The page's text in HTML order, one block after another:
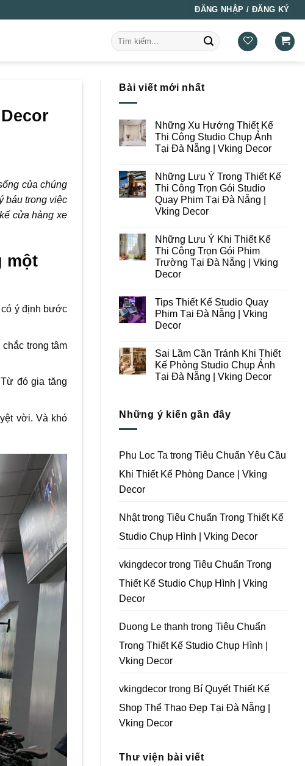
ĐĂNG NHẬP / ĐĂNG KÝ
Tìm
kiếm:
của chúng
báu trong việc
cửa hàng xe
một
có ý định bước
trong tâm
đó gia tăng
vời. Và khó
Bài viết mới nhất
Những Xu Hướng Thiết Kế
Thi Công Studio Chụp Ảnh
Tại Đà Nẵng | Vking Decor
bình
luận
ở
Những
Xu
Hướng
Thi
Công
Studio
Chụp
Ảnh
Tại
Vking
Decor
Những Lưu Ý Trong Thiết Kế
Thi Công Trọn Gói Studio
Quay Phim Tại Đà Nẵng |
Vking Decor
bình
luận
ở
Những
Lưu
Ý
Kế
Thi
Công
Trọn
Quay
Phim
Tại
Đà
Nẵng
Những Lưu Ý Khi Thiết Kế
Thi Công Trọn Gói Phim
Trường Tại Đà Nẵng | Vking
Decor
bình
luận
ở
Những
Khi
Thiết
Kế
Thi
Công
Trường
Tại
Vking
Decor
Tips Thiết Kế Studio Quay
Phim Tại Đà Nẵng | Vking
Decor
bình
luận
ở
Tips
Quay
Phim
Vking
Sai Lầm Cần Tránh Khi Thiết
Kế Phòng Studio Chụp Ảnh
Tại Đà Nẵng | Vking Decor
luận
ở
Tránh
Khi
Kế
Tại
Đà
Nẵng
|
Những ý kiến gần đây
Phu Loc Ta trong Tiêu Chuẩn Yêu Cầu
Khi Thiết Kế Phòng Dance | Vking
Decor
Nhậttrong Tiêu Chuẩn Trong Thiết Kế
Studio Chụp Hình | Vking Decor
vkingdecor trong Tiêu Chuẩn Trong
Thiết Kế Studio Chụp Hình | Vking
Decor
Duong Le thanh trong Tiêu Chuẩn
Trong Thiết Kế Studio Chụp Hình |
Vking Decor
vkingdecor trong Bí Quyết Thiết Kế
Shop Thể Thao Đẹp Tại Đà Nẵng |
Vking Decor
Thư viện bài viết